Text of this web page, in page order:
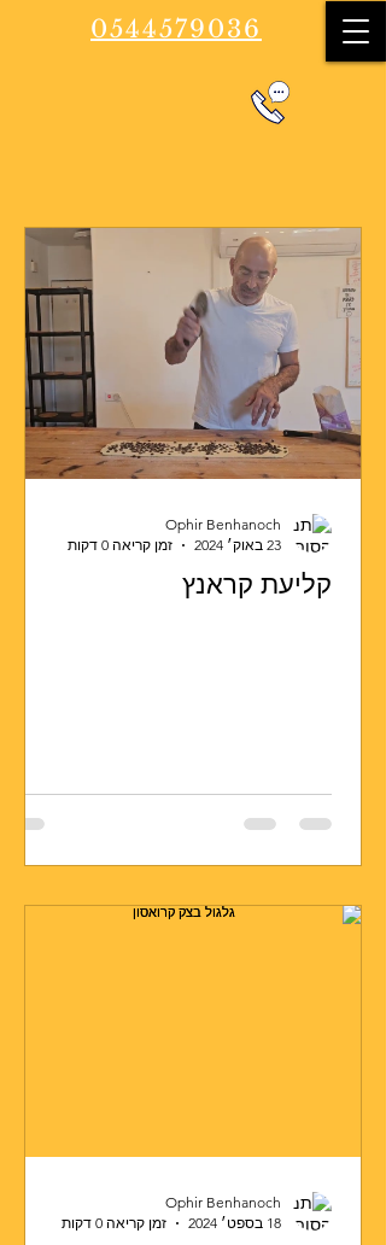
0544579036
קליעת קראנץ
Ophir Benhanoch
23 באוק׳ 2024
זמן קריאה 0 דקות
Ophir Benhanoch
18 בספט׳ 2024
זמן קריאה 0 דקות